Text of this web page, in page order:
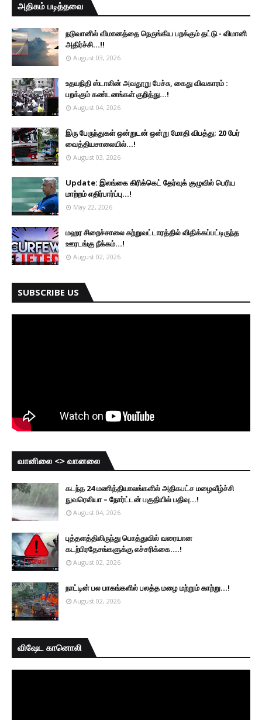
அதிகம் படித்தவை
நடுவானில் விமானத்தை நெருங்கிய பறக்கும் தட்டு - விமானி
அதிர்ச்சி...!!
August 03, 2026
உதயநிதி ஸ்டாலின் அவதூறு பேச்சு, கைது விவகாரம் :
பறக்கும் கண்டனங்கள் குறித்து...!
August 04, 2026
இரு ப‍ேருந்துகள் ஒன்றுடன் ஒன்று மோதி விபத்து; 20 பேர்
வைத்தியசாலையில்...!
August 03, 2026
Update: இலங்கை கிரிக்கெட் தேர்வுக் குழுவில் பெரிய
மாற்றம் எதிர்பார்ப்பு...!
May 22, 2026
மஹர சிறைச்சாலை சுற்றுவட்டாரத்தில் விதிக்கப்பட்டிருந்த
ஊரடங்கு நீக்கம்...!
August 02, 2026
SUBSCRIBE US
வானிலை <> வானலை
கடந்த 24 மணித்தியாலங்களில் அதிகபட்ச மழைவீழ்ச்சி
நுவரெலியா – நோர்ட்டன் பகுதியில் பதிவு...!
August 04, 2026
புத்தளத்திலிருந்து பொத்துவில் வரையான
கடற்பிரதேசங்களுக்கு எச்சரிக்கை....!
August 02, 2026
நாட்டின் பல பாகங்களில் பலத்த மழை மற்றும் காற்று...!
August 02, 2026
விஷேட கானொலி